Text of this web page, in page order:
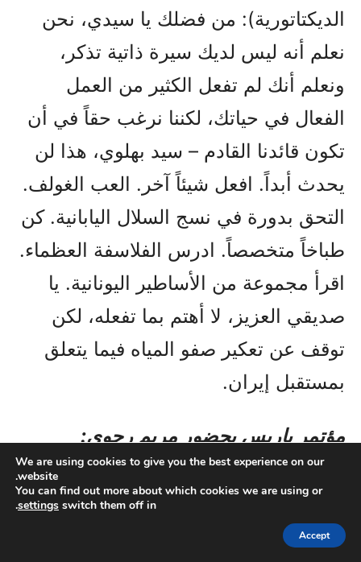
الديكتاتورية): من فضلك يا سيدي، نحن
نعلم أنه ليس لديك سيرة ذاتية تذكر،
ونعلم أنك لم تفعل الكثير من العمل
الفعال في حياتك، لكننا نرغب حقاً في أن
تكون قائدنا القادم – سيد بهلوي، هذا لن
يحدث أبداً. افعل شيئاً آخر. العب الغولف.
التحق بدورة في نسج السلال اليابانية. كن
طباخاً متخصصاً. ادرس الفلاسفة العظماء.
اقرأ مجموعة من الأساطير اليونانية. يا
صديقي العزيز، لا أهتم بما تفعله، لكن
توقف عن تعكير صفو المياه فيما يتعلق
بمستقبل إيران.
مؤتمر باريس بحضور مريم رجوي:
إعدامات الولي الفقیة لن توقف حتمية
التغيير
We are using cookies to give you the best experience on our
website.
You can find out more about which cookies we are using or
switch them off in
settings
.
Accept